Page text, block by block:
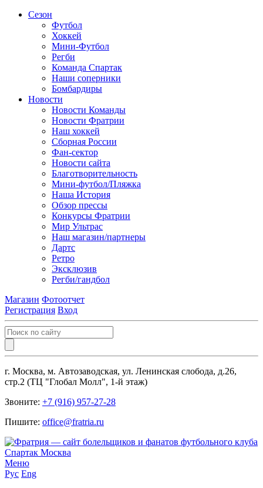
Сезон
Футбол
Хоккей
Мини-Футбол
Регби
Команда Спартак
Наши соперники
Бомбардиры
Новости
Новости Команды
Новости Фратрии
Наш хоккей
Сборная России
Фан-cектор
Новости сайта
Благотворительность
Мини-футбол/Пляжка
Наша История
Обзор прессы
Конкурсы Фратрии
Мир Ультрас
Наш магазин/партнеры
Дартс
Ретро
Эксклюзив
Регби/гандбол
Магазин Фотоотчет
Регистрация Вход
г. Москва, м. Автозаводская, ул. Ленинская слобода, д.26,
стр.2 (ТЦ "Глобал Молл", 1-й этаж)
Звоните: +7 (916) 957-27-28
Пишите: office@fratria.ru
Меню
Рус Eng